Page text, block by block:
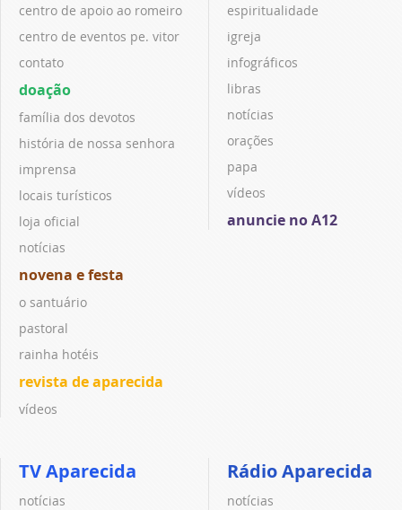
centro de apoio ao romeiro
centro de eventos pe. vitor
contato
doação
família dos devotos
história de nossa senhora
imprensa
locais turísticos
loja oficial
notícias
novena e festa
o santuário
pastoral
rainha hotéis
revista de aparecida
vídeos
espiritualidade
igreja
infográficos
libras
notícias
orações
papa
vídeos
anuncie no A12
TV Aparecida
notícias
Rádio Aparecida
notícias